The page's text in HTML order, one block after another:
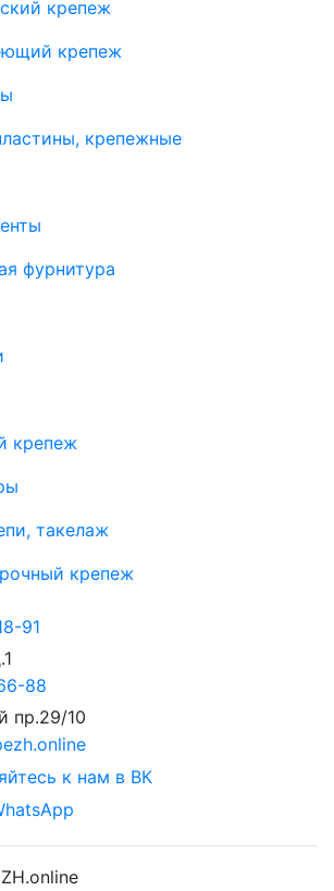
крепеж
крепеж
крепежные
фурнитура
крепеж
такелаж
крепеж
91
88
пр.29/10
к нам в ВК